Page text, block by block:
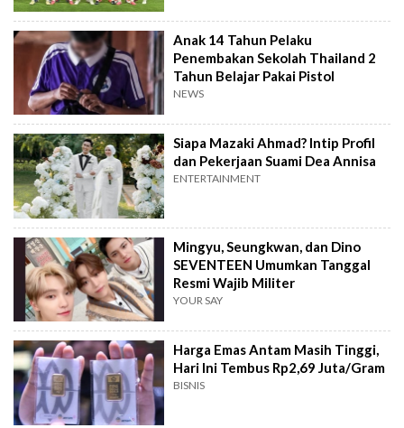
Anak 14 Tahun Pelaku
Penembakan Sekolah Thailand 2
Tahun Belajar Pakai Pistol
NEWS
Siapa Mazaki Ahmad? Intip Profil
dan Pekerjaan Suami Dea Annisa
ENTERTAINMENT
Mingyu, Seungkwan, dan Dino
SEVENTEEN Umumkan Tanggal
Resmi Wajib Militer
YOUR SAY
Harga Emas Antam Masih Tinggi,
Hari Ini Tembus Rp2,69 Juta/Gram
BISNIS